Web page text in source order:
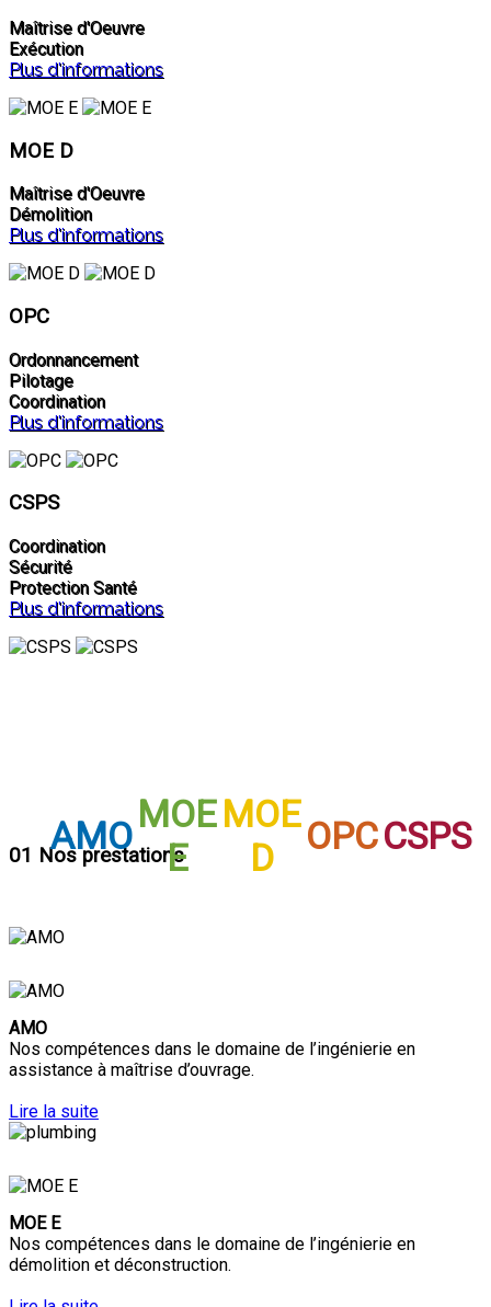
Maîtrise d'Oeuvre
Exécution
Plus d'informations
MOE D
Maîtrise d'Oeuvre
Démolition
Plus d'informations
OPC
Ordonnancement
Pilotage
Coordination
Plus d'informations
CSPS
Coordination
Sécurité
Protection Santé
Plus d'informations
AMOMOE
E
MOE
D
OPCCSPS
01 Nos prestations
AMO
Nos compétences dans le domaine de l’ingénierie en
assistance à maîtrise d’ouvrage.
Lire la suite
MOE E
Nos compétences dans le domaine de l’ingénierie en
démolition et déconstruction.